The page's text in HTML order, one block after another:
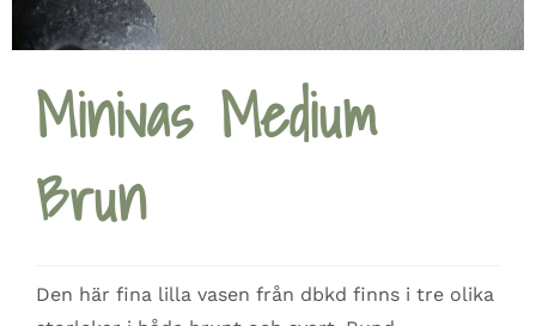
Minivas Medium
Brun
Den här fina lilla vasen från dbkd finns i tre olika